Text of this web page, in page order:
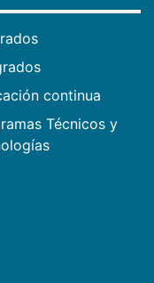
continua
Técnicos y